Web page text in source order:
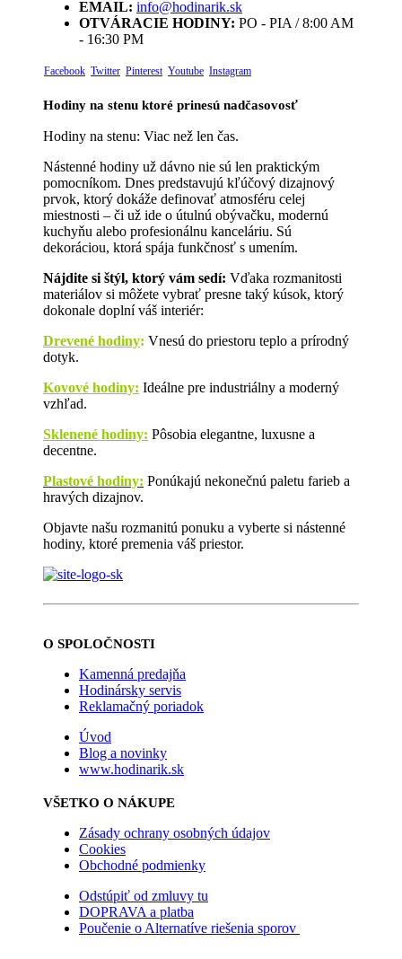
EMAIL: info@hodinarik.sk
OTVÁRACIE HODINY: PO - PIA / 8:00 AM
- 16:30 PM
Facebook Twitter Pinterest Youtube Instagram
Hodiny na stenu ktoré prinesú nadčasovosť
Hodiny na stenu: Viac než len čas.
Nástenné hodiny už dávno nie sú len praktickým
pomocníkom. Dnes predstavujú kľúčový dizajnový
prvok, ktorý dokáže definovať atmosféru celej
miestnosti – či už ide o útulnú obývačku, modernú
kuchyňu alebo profesionálnu kanceláriu. Sú
dekoráciou, ktorá spája funkčnosť s umením.
Nájdite si štýl, ktorý vám sedí: Vďaka rozmanitosti
materiálov si môžete vybrať presne taký kúsok, ktorý
dokonale doplní váš interiér:
Drevené hodiny: Vnesú do priestoru teplo a prírodný
dotyk.
Kovové hodiny: Ideálne pre industriálny a moderný
vzhľad.
Sklenené hodiny: Pôsobia elegantne, luxusne a
decentne.
Plastové hodiny: Ponúkajú nekonečnú paletu farieb a
hravých dizajnov.
Objavte našu rozmanitú ponuku a vyberte si nástenné
hodiny, ktoré premenia váš priestor.
O SPOLOČNOSTI
Kamenná predajňa
Hodinársky servis
Reklamačný poriadok
Úvod
Blog a novinky
www.hodinarik.sk
VŠETKO O NÁKUPE
Zásady ochrany osobných údajov
Cookies
Obchodné podmienky
Odstúpiť od zmluvy tu
DOPRAVA a platba
Poučenie o Alternatíve riešenia sporov